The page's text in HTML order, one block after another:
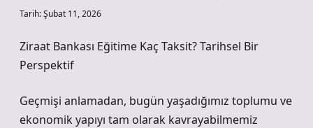
Tarih: Şubat 11, 2026
Ziraat Bankası Eğitime Kaç Taksit? Tarihsel Bir
Perspektif
Geçmişi anlamadan, bugün yaşadığımız toplumu ve
ekonomik yapıyı tam olarak kavrayabilmemiz